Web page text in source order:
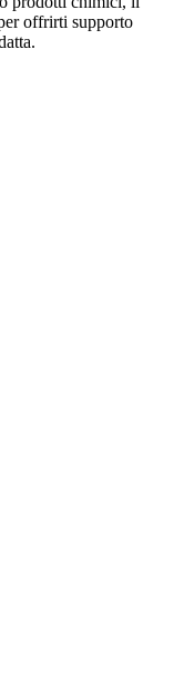
offrirti supporto